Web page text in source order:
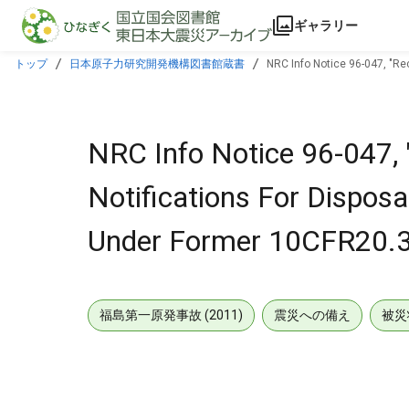
本文に飛ぶ
ギャラリー
トップ 日本原子力研究開発機構図書館蔵書 NRC Info Notice 96-047,
NRC Info Notice 96-
Notifications For
Under Former
福島第一原発事故 (2011) 震災への備え 被災